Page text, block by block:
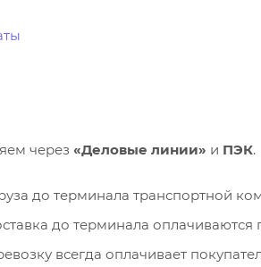
через «Деловые линии» и ПЭК.
до терминала транспортной
до терминала оплачиваются
всегда оплачивает